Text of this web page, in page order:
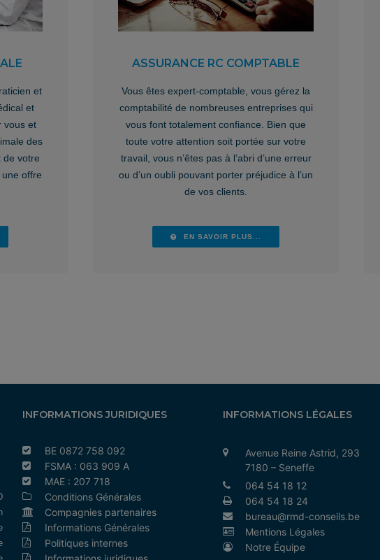
et
et
vous et
des
de votre
une offre
ASSURANCE RC COMPTABLE
Vous êtes expert-comptable, vous gérez la
comptabilité de nombreuses entreprises qui
vous font totalement confiance. Bien que
toute votre attention soit portée sur votre
travail, vous n’êtes pas à l’abri d’une erreur
ou d’un oubli pouvant porter préjudice à l’un
de vos clients.
EN SAVOIR PLUS...
INFORMATIONS JURIDIQUES
BE 0872 758 092
FSMA : 063 909 A
MAE : 207 718
Conditions Générales
Compagnies partenaires
Informations Générales
Politiques internes
INFORMATIONS LÉGALES
Avenue Reine Astrid, 293
7180 – Seneffe
064 54 18 12
064 54 18 24
bureau@rmd-conseils.be
Mentions Légales
Notre Équipe